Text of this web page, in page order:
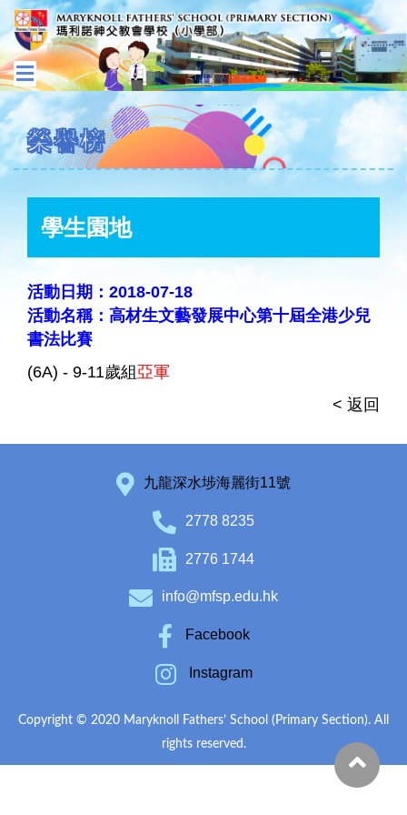
榮譽榜
學生園地
活動日期：2018-07-18
活動名稱：高材生文藝發展中心第十屆全港少兒
書法比賽
(6A) - 9-11歲組 亞軍
< 返回
九龍深水埗海麗街11號
2778 8235
2776 1744
info@mfsp.edu.hk
Facebook
Instagram
Copyright © 2020 Maryknoll Fathers’ School (Primary Section). All
rights reserved.